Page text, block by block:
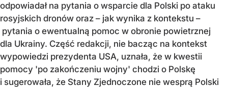
odpowiadał na pytania o wsparcie dla Polski po ataku
rosyjskich dronów oraz – jak wynika z kontekstu –
pytania o ewentualną pomoc w obronie powietrznej
dla Ukrainy. Część redakcji, nie bacząc na kontekst
wypowiedzi prezydenta USA, uznała, że w kwestii
pomocy 'po zakończeniu wojny' chodzi o Polskę
i sugerowała, że Stany Zjednoczone nie wesprą Polski